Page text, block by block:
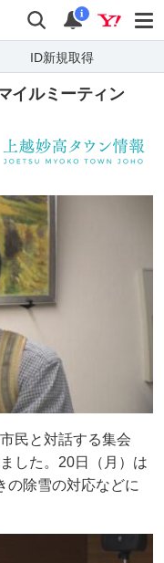
検索 通知
i
ID新規取得
イルミーティン
民と対話する集会
した。20日（月）は
の除雪の対応などに